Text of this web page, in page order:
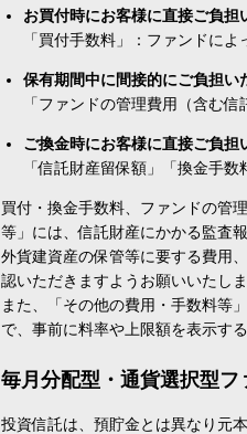
お買付時にお客様に直接ご負担
「買付手数料」：ファンドに
保有期間中に間接的にご負担い
「ファンドの管理費用（含む
ご換金時にお客様に直接ご負担
「信託財産留保額」「換金手
買付・換金手数料、ファンドの管
等」には、信託財産にかかる監査
外貨建資産の保管等に要する費用
認いただきますようお願いいたし
また、「その他の費用・手数料等
で、事前に料率や上限額を表示す
毎月分配型・通貨選択型
投資信託は、預貯金とは異なり元